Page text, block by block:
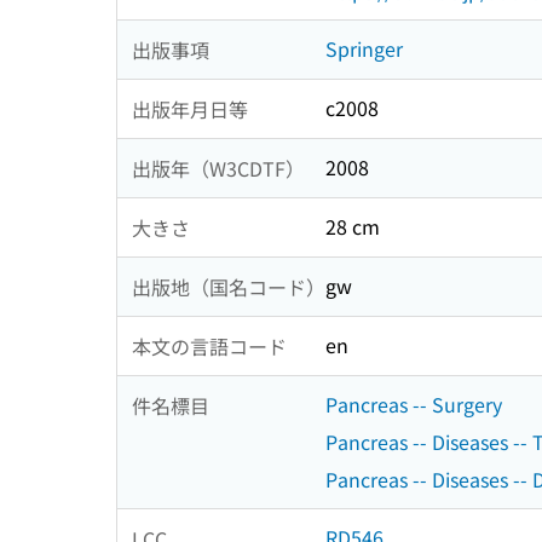
出版事項 Springer
出版年月日等 c2008
出版年（W3CDTF） 2008
大きさ 28 cm
出版地（国名コード） gw
本文の言語コード en
件名標目
Pancreas -- Surgery
Pancreas -- Diseases --
Pancreas -- Diseases --